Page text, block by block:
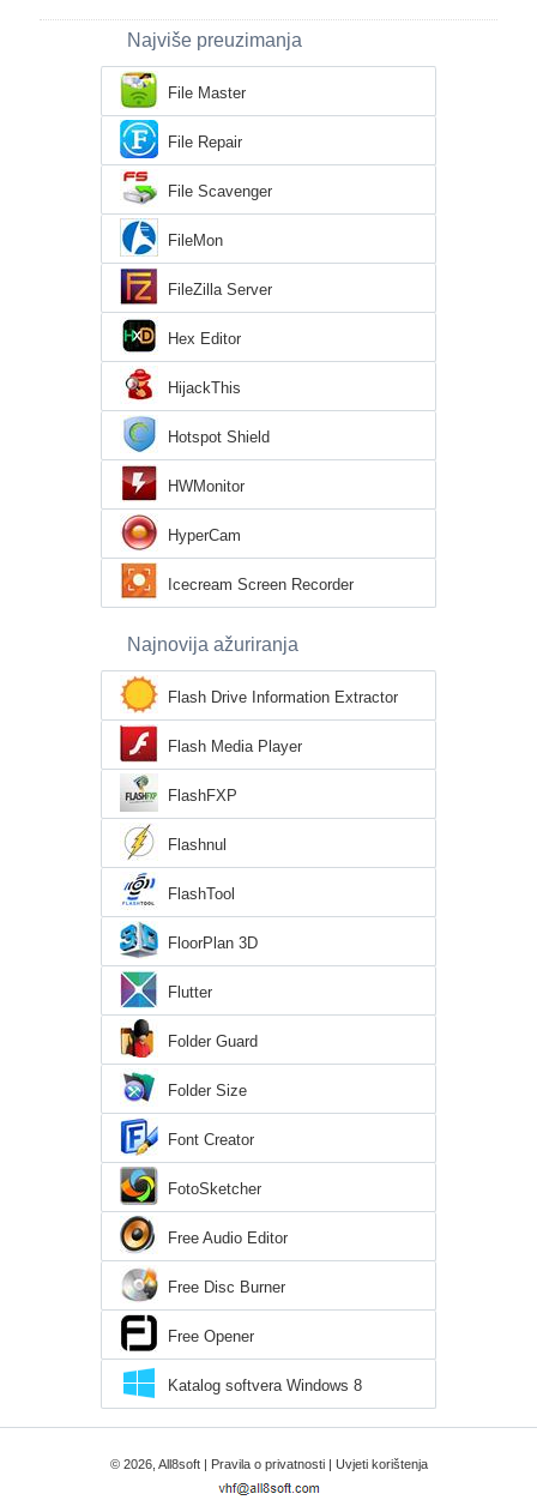
Najviše preuzimanja
File Master
File Repair
File Scavenger
FileMon
FileZilla Server
Hex Editor
HijackThis
Hotspot Shield
HWMonitor
HyperCam
Icecream Screen Recorder
Najnovija ažuriranja
Flash Drive Information Extractor
Flash Media Player
FlashFXP
Flashnul
FlashTool
FloorPlan 3D
Flutter
Folder Guard
Folder Size
Font Creator
FotoSketcher
Free Audio Editor
Free Disc Burner
Free Opener
Katalog softvera Windows 8
© 2026, All8soft | Pravila o privatnosti| Uvjeti korištenja